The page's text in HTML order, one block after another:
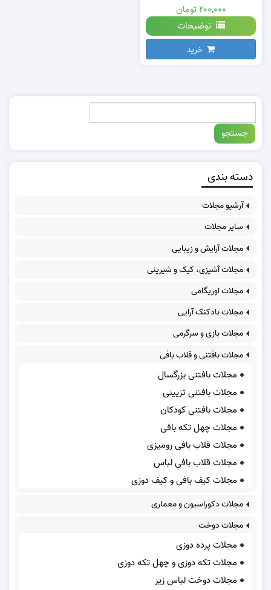
۲۰۰,۰۰۰ تومان
توضیحات
خرید
دسته بندی
آرشیو مجلات
سایر مجلات
مجلات آرایش و زیبایی
مجلات آشپزی، کیک و شیرینی
مجلات اوریگامی
مجلات بادکنک آرایی
مجلات بازی و سرگرمی
مجلات بافتنی و قلاب بافی
مجلات بافتنی بزرگسال
مجلات بافتنی تزیینی
مجلات بافتنی کودکان
مجلات چهل تکه بافی
مجلات قلاب بافی رومیزی
مجلات قلاب بافی لباس
مجلات کیف بافی و کیف دوزی
مجلات دکوراسیون و معماری
مجلات دوخت
مجلات پرده دوزی
مجلات تکه دوزی و چهل تکه دوزی
مجلات دوخت لباس زیر